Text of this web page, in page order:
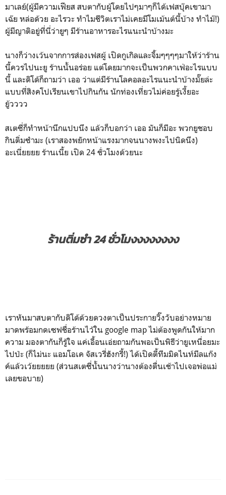
มาเลย์(ผู้มีความเฟียส สบตากับผู้โดยไปๆมาๆก็ได้เฟสบุ๊คเขามา
เฉ๊ย หล่อด้วย อะไรวะ ทำไมชีวิตเราไม่เคยมีโมเม้นต์นี้บ้าง ทำไม๊!)
ผู้มีญาติอยู่ที่นี่ว่ายูๆ มีร้านอาหารอะไรแนะนำบ้างมะ
นางก็ว่างเว้นจากการส่องเฟสผู้ เปิดกูเกิลและจิ้มๆๆๆๆมาให้ว่าร้าน
นี้ควรไปนะยู ร้านนั้นอร่อย แต่โดยมากจะเป็นพวกคาเฟ่อะไรแบบ
นี้ และดิโด้ก็ถามว่า เออ ว่าแต่มีร้านโลคอลอะไรแนะนำบ้างมั๊ยล่ะ
แบบที่สิงคโปเรียนเขาไปกินกัน นักท่องเที่ยวไม่ค่อยรู้เงี้ยอะ
ยู้วววว
สเตซี่ก็ทำหน้านึกแปบนึง แล้วก็บอกว่า เออ มันก็มีอะ พวกยูชอบ
กินติ่มซำมะ (เราสองพยักหน้าแรงมากจนนางพงะไปนิดนึง)
อะเนี่ยยยย ร้านเนี้ย เปิด 24 ชั่วโมงด้วยนะ
ร้านติ่มซำ 24 ชั่วโมงงงงงงงง
เราหันมาสบตากับดิโด้ด้วยดวงตาเป็นประกายวิ๊งวับอย่างหมาย
มาดพร้อมกดเซฟชื่อร้านไว้ใน google map ไม่ต้องพูดกันให้มาก
ความ มองตากันก็รู้ใจ แค่เอื้อนเอ่ยถามกันพอเป็นพิธีว่ายูเหนื่อยมะ
ไปป่ะ (ก็ไม่นะ แอมโอเค จัสเวรี่ฮังกรี้!) ได้เปิดตี้ทีมมิดไนท์มีลแก๊ง
ค์แล้วเว้ยยยยย (ส่วนสเตซี่นั้นนางว่านางต้องตื่นเช้าไปเจอพ่อแม่
เลยขอบาย)